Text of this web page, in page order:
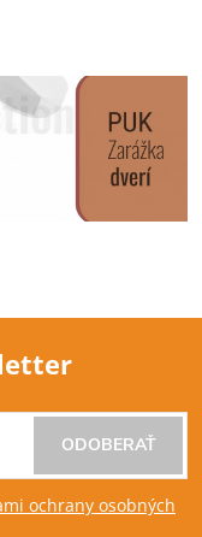
ochrany osobných
ODOBERAŤ